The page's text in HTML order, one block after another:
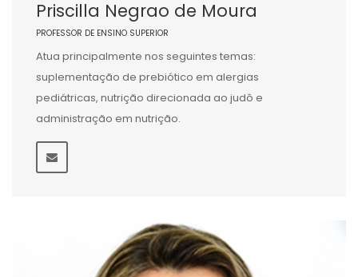
Priscilla Negrao de Moura
PROFESSOR DE ENSINO SUPERIOR
Atua principalmente nos seguintes temas:
suplementação de prebiótico em alergias
pediátricas, nutrição direcionada ao judô e
administração em nutrição.